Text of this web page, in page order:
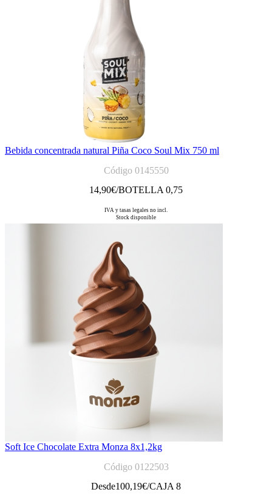
Bebida concentrada natural Piña Coco Soul Mix 750 ml
Código 0145550
14,90€/BOTELLA 0,75
IVA y tasas legales no incl.
Stock disponible
Soft Ice Chocolate Extra Monza 8x1,2kg
Código 0122503
Desde100,19€/CAJA 8